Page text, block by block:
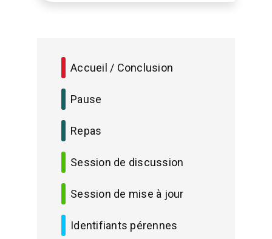
Accueil / Conclusion
Pause
Repas
Session de discussion
Session de mise à jour
Identifiants pérennes